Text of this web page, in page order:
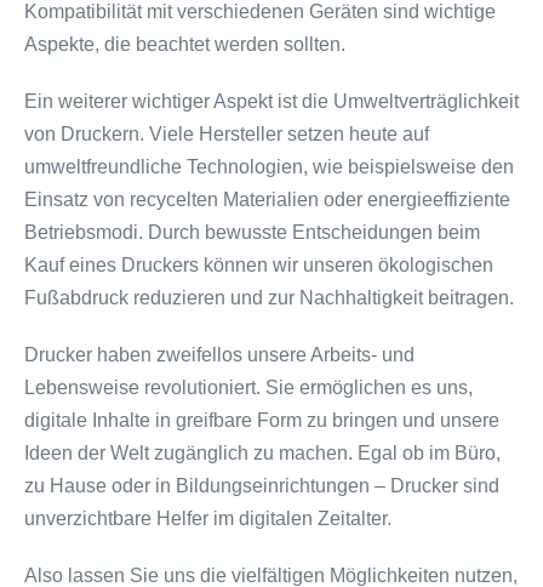
Kompatibilität mit verschiedenen Geräten sind wichtige
Aspekte, die beachtet werden sollten.
Ein weiterer wichtiger Aspekt ist die Umweltverträglichkeit
von Druckern. Viele Hersteller setzen heute auf
umweltfreundliche Technologien, wie beispielsweise den
Einsatz von recycelten Materialien oder energieeffiziente
Betriebsmodi. Durch bewusste Entscheidungen beim
Kauf eines Druckers können wir unseren ökologischen
Fußabdruck reduzieren und zur Nachhaltigkeit beitragen.
Drucker haben zweifellos unsere Arbeits- und
Lebensweise revolutioniert. Sie ermöglichen es uns,
digitale Inhalte in greifbare Form zu bringen und unsere
Ideen der Welt zugänglich zu machen. Egal ob im Büro,
zu Hause oder in Bildungseinrichtungen – Drucker sind
unverzichtbare Helfer im digitalen Zeitalter.
Also lassen Sie uns die vielfältigen Möglichkeiten nutzen,